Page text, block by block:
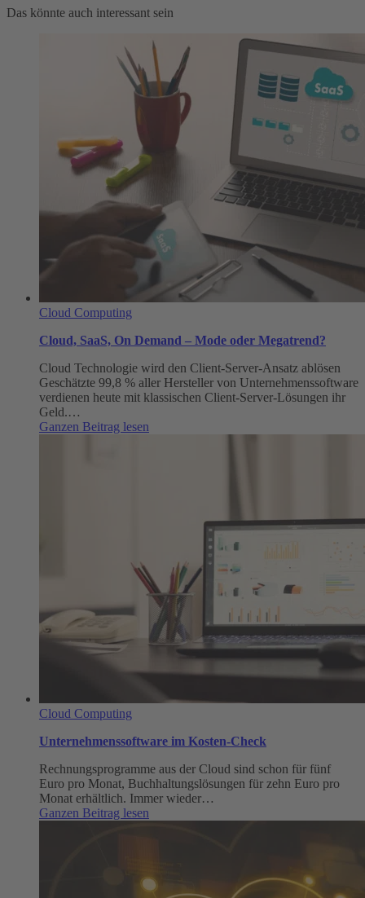
Das könnte auch interessant sein
Cloud Computing
Cloud, SaaS, On Demand – Mode oder Megatrend?
Cloud Technologie wird den Client-Server-Ansatz ablösen
Geschätzte 99,8 % aller Hersteller von Unternehmenssoftware
verdienen heute mit klassischen Client-Server-Lösungen ihr
Geld.…
Ganzen Beitrag lesen
Megatrend?
Cloud Computing
Unternehmenssoftware im Kosten-Check
Rechnungsprogramme aus der Cloud sind schon für fünf
Euro pro Monat, Buchhaltungslösungen für zehn Euro pro
Monat erhältlich. Immer wieder…
Ganzen Beitrag lesen